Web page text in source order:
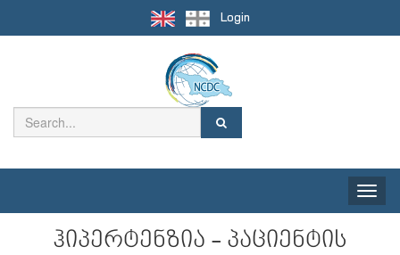
Login
Toggle
ჰიპერტენზია - პაციენტის